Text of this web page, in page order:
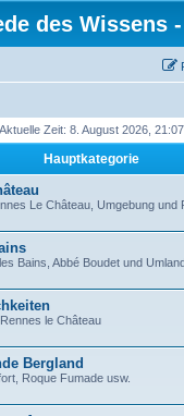
des Wissens
Aktuelle Zeit: 8. August 2026, 21:07
Hauptkategorie
Le Château, Umgebung und
Bains, Abbé Boudet und
le Château
Bergland
Roque Fumade usw.